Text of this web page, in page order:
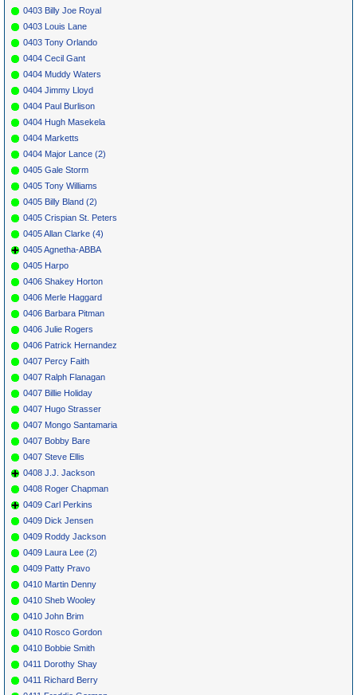
0403 Billy Joe Royal
0403 Louis Lane
0403 Tony Orlando
0404 Cecil Gant
0404 Muddy Waters
0404 Jimmy Lloyd
0404 Paul Burlison
0404 Hugh Masekela
0404 Marketts
0404 Major Lance (2)
0405 Gale Storm
0405 Tony Williams
0405 Billy Bland (2)
0405 Crispian St. Peters
0405 Allan Clarke (4)
0405 Agnetha-ABBA
0405 Harpo
0406 Shakey Horton
0406 Merle Haggard
0406 Barbara Pitman
0406 Julie Rogers
0406 Patrick Hernandez
0407 Percy Faith
0407 Ralph Flanagan
0407 Billie Holiday
0407 Hugo Strasser
0407 Mongo Santamaria
0407 Bobby Bare
0407 Steve Ellis
0408 J.J. Jackson
0408 Roger Chapman
0409 Carl Perkins
0409 Dick Jensen
0409 Roddy Jackson
0409 Laura Lee (2)
0409 Patty Pravo
0410 Martin Denny
0410 Sheb Wooley
0410 John Brim
0410 Rosco Gordon
0410 Bobbie Smith
0411 Dorothy Shay
0411 Richard Berry